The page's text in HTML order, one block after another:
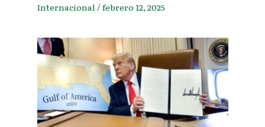
Internacional /febrero 12, 2025